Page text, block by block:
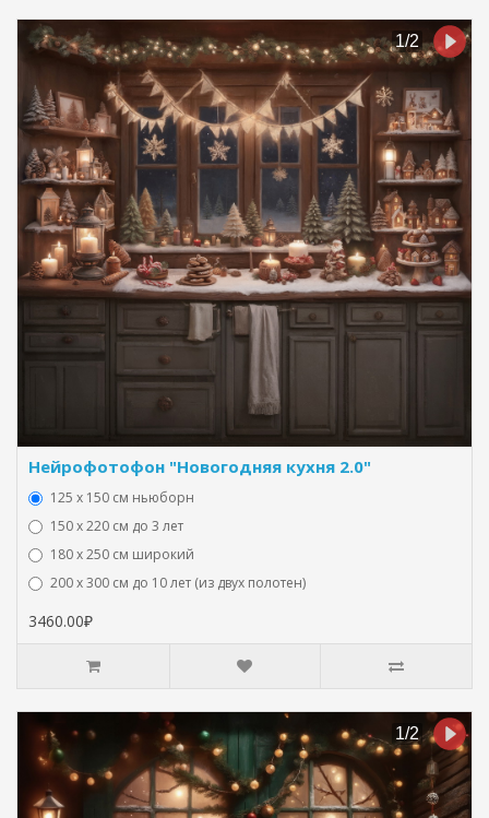
Нейрофотофон "Новогодняя кухня 2.0"
125 x 150 см ньюборн
150 х 220 см до 3 лет
180 х 250 см широкий
200 х 300 см до 10 лет (из двух полотен)
3460.00₽